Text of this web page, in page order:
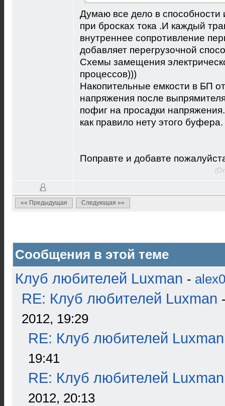
Думаю все дело в способности
при бросках тока .И каждый
внутреннее сопротивление
добавляет перегрузочной
Схемы замещения
процессов)))
Накопительные емкости в БП
напряжения после
пофиг на просадки
как правило нету этого буфера.
Поправте и добавте
«« Предыдущая Следующая »»
Сообщения в этой теме
Клуб любителей Luxman -
RE: Клуб любителей Luxman
2012, 19:29
RE: Клуб любителей Luxman
19:41
RE: Клуб любителей Luxman
2012, 20:13